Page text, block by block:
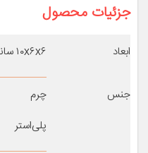
جزئیات محصول
ابعاد ۱۰x۶x۶ سانتی‌متر
جنس
چرم
پلی‌استر